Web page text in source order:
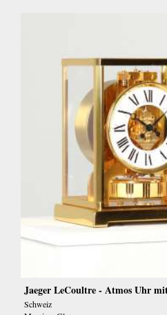
Jaeger LeCoultre - Atmos Uhr
Schweiz